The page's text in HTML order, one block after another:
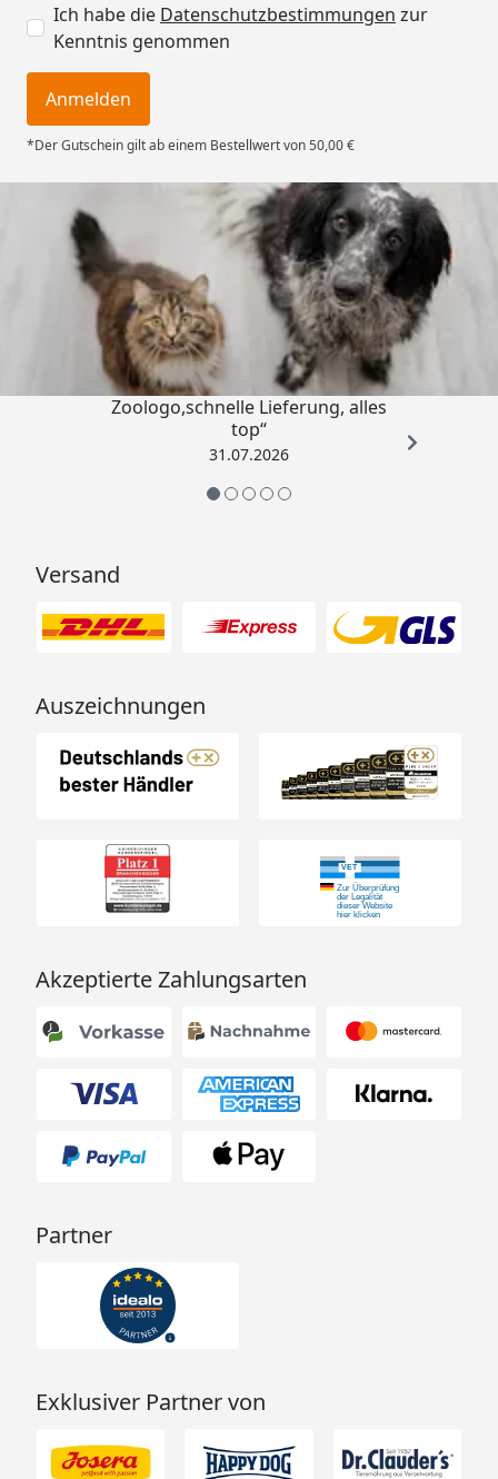
Ich habe die Datenschutzbestimmungen zur
Kenntnis genommen
Anmelden
*Der Gutschein gilt ab einem Bestellwert von 50,00 €
Trusted Shops
4,73/ 5
„Gute Erfahrung mit
Zoologo,schnelle Lieferung, alles
top“
31.07.2026
Versand
Auszeichnungen
Akzeptierte Zahlungsarten
Partner
Exklusiver Partner von